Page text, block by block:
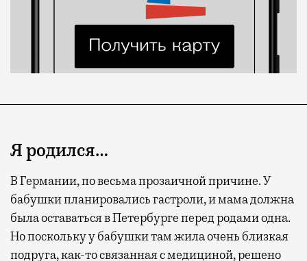
Я родился…
В Германии, по весьма прозаичной причине. У
бабушки планировались гастроли, и мама должна
была оставаться в Петербурге перед родами одна.
Но поскольку у бабушки там жила очень близкая
подруга, как-то связанная с медициной, решено